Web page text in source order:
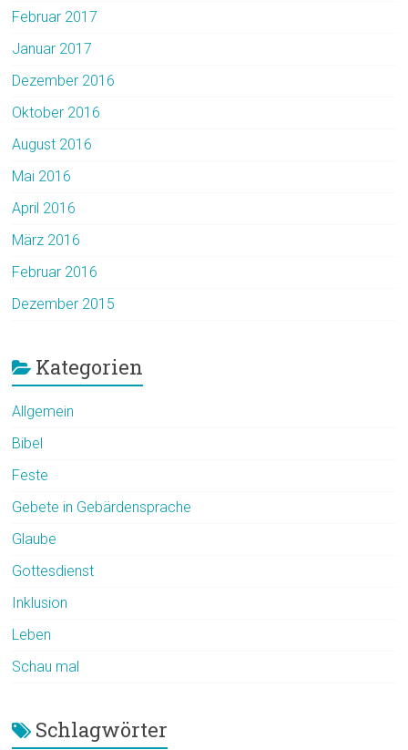
Februar 2017
Januar 2017
Dezember 2016
Oktober 2016
August 2016
Mai 2016
April 2016
März 2016
Februar 2016
Dezember 2015
Kategorien
Allgemein
Bibel
Feste
Gebete in Gebärdensprache
Glaube
Gottesdienst
Inklusion
Leben
Schau mal
Schlagwörter